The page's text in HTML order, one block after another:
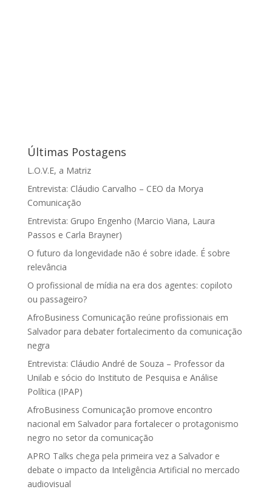
Últimas Postagens
L.O.V.E, a Matriz
Entrevista: Cláudio Carvalho – CEO da Morya
Comunicação
Entrevista: Grupo Engenho (Marcio Viana, Laura
Passos e Carla Brayner)
O futuro da longevidade não é sobre idade. É sobre
relevância
O profissional de mídia na era dos agentes: copiloto
ou passageiro?
AfroBusiness Comunicação reúne profissionais em
Salvador para debater fortalecimento da comunicação
negra
Entrevista: Cláudio André de Souza – Professor da
Unilab e sócio do Instituto de Pesquisa e Análise
Política (IPAP)
AfroBusiness Comunicação promove encontro
nacional em Salvador para fortalecer o protagonismo
negro no setor da comunicação
APRO Talks chega pela primeira vez a Salvador e
debate o impacto da Inteligência Artificial no mercado
audiovisual